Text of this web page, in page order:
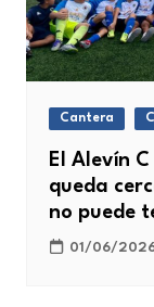
Cantera
El Alevín
queda
no puede
01/06/